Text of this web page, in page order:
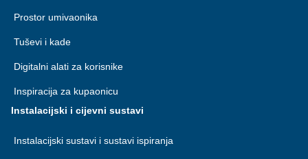
Prostor umivaonika
Tuševi i kade
Digitalni alati za korisnike
Inspiracija za kupaonicu
Instalacijski i cijevni sustavi
Instalacijski sustavi i sustavi ispiranja